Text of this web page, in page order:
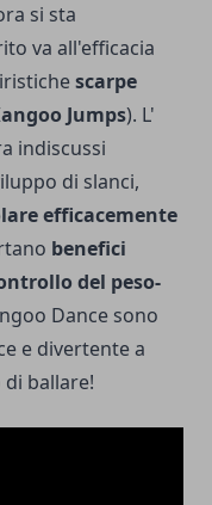
si sta
va all'efficacia
scarpe
Jumps). L'
indiscussi
di slanci,
efficacemente
benefici
del peso-
Dance sono
e divertente a
ballare!